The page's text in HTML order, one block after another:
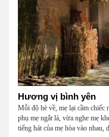
Hương vị bình yên
Mỗi độ hè về, mẹ lại cầm chiếc
phụ mẹ ngắt lá, vừa nghe mẹ
tiếng hát của mẹ hòa vào nhau,